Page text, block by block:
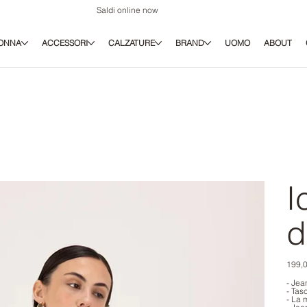
Saldi online now
ACCESSORI CALZATURE BRAND UOMO ABOUT
Prezzo
-
-
- La